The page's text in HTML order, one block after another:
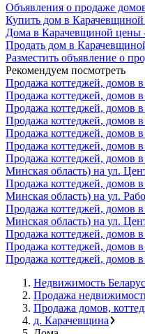
Объявления о продаже
Купить дом в Карачевщиной
Дома в Карачевщиной цены
Продать дом в
Разместить объявление о
Рекомендуем посмотреть
Продажа коттеджей, домов в
Продажа коттеджей, домов
Продажа коттеджей, домов
Продажа коттеджей, домов
Продажа коттеджей, домов
Продажа коттеджей, домов
Продажа коттеджей, домов
Минская область) на ул.
Продажа коттеджей, домов
Минская область) на ул.
Продажа коттеджей, домов
Минская область) на ул.
Продажа коттеджей, домов
Продажа коттеджей, домов
Продажа коттеджей, домов
Недвижимость
Продажа
Продажа домов,
д. Карачевщина